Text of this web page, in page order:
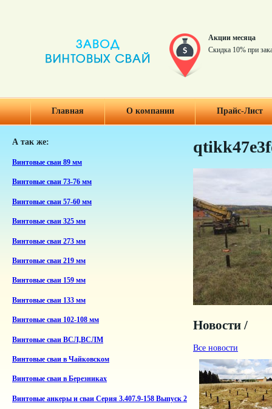
Акции месяца
Скидка 10% при
Главная О компании Прайс-Лист
А так же:
Винтовые сваи 89 мм
Винтовые сваи 73-76 мм
Винтовые сваи 57-60 мм
Винтовые сваи 325 мм
Винтовые сваи 273 мм
Винтовые сваи 219 мм
Винтовые сваи 159 мм
Винтовые сваи 133 мм
Винтовые сваи 102-108 мм
Винтовые сваи ВСЛ,ВСЛМ
Винтовые сваи в Чайковском
Винтовые сваи в Березниках
Винтовые анкеры и сваи Серия 3.407.9-158 Выпуск 2
Новости /
Все новости